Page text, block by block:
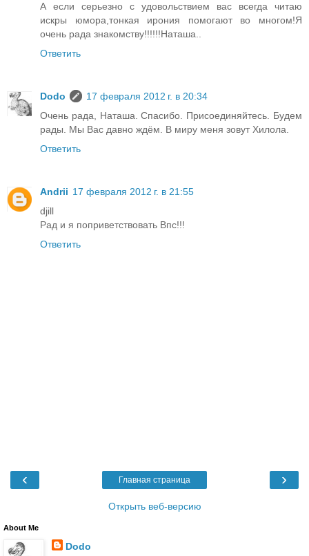
А если серьезно с удовольствием вас всегда читаю
искры юмора,тонкая ирония помогают во многом!Я
очень рада знакомству!!!!!!Наташа..
Ответить
Dodo
17 февраля 2012 г. в 20:34
Очень рада, Наташа. Спасибо. Присоединяйтесь. Будем
рады. Мы Вас давно ждём. В миру меня зовут Хилола.
Ответить
Andrii 17 февраля 2012 г. в 21:55
djill
Рад и я поприветствовать Впс!!!
Ответить
‹ ›
Главная страница
Открыть веб-версию
About Me
Dodo